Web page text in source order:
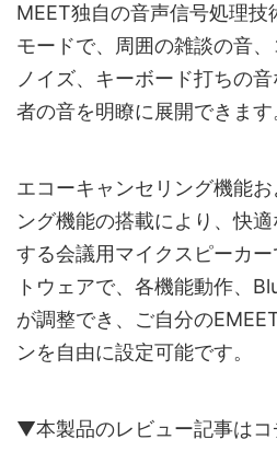
MEET独自の音声信号処理
モードで、周囲の雑談の音
ノイズ、キーボード打ちの
者の音を明瞭に展開できます
エコーキャンセリング機能
ング機能の搭載により、快
する会議用マイクスピーカ
トウェアで、各機能動作、
が調整でき、ご自分の
ンを自由に設定可能です。
▼本製品のレビュー記事はコ